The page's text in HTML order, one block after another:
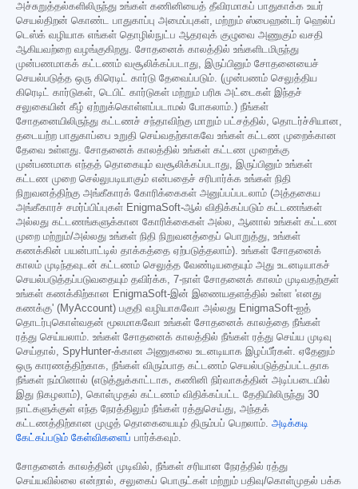
அச்சுறுத்தல்களிலிருந்து உங்கள் கணினியைத் தீவிரமாகப் பாதுகாக்க உயர்
செயல்திறன் கொண்ட பாதுகாப்பு அமைப்புகள், மற்றும் ஸ்பைஹன்டர் ஹெல்ப்
டெஸ்க் வழியாக எங்கள் தொழில்நுட்ப ஆதரவுக் குழுவை அணுகும் வசதி
ஆகியவற்றை வழங்குகிறது. சோதனைக் காலத்தில் உங்களிடமிருந்து
முன்பணமாகக் கட்டணம் வசூலிக்கப்படாது, இருப்பினும் சோதனையைச்
செயல்படுத்த ஒரு கிரெடிட் கார்டு தேவைப்படும். (முன்பணம் செலுத்திய
கிரெடிட் கார்டுகள், டெபிட் கார்டுகள் மற்றும் பரிசு அட்டைகள் இந்தச்
சலுகையின் கீழ் ஏற்றுக்கொள்ளப்படாமல் போகலாம்.) நீங்கள்
சோதனையிலிருந்து கட்டணச் சந்தாவிற்கு மாறும் பட்சத்தில், தொடர்ச்சியான,
தடையற்ற பாதுகாப்பை உறுதி செய்வதற்காகவே உங்கள் கட்டண முறைக்கான
தேவை உள்ளது. சோதனைக் காலத்தில் உங்கள் கட்டண முறைக்கு
முன்பணமாக எந்தத் தொகையும் வசூலிக்கப்படாது, இருப்பினும் உங்கள்
கட்டண முறை செல்லுபடியாகும் என்பதைச் சரிபார்க்க உங்கள் நிதி
நிறுவனத்திற்கு அங்கீகாரக் கோரிக்கைகள் அனுப்பப்படலாம் (அத்தகைய
அங்கீகாரச் சமர்ப்பிப்புகள் EnigmaSoft-ஆல் விதிக்கப்படும் கட்டணங்கள்
அல்லது கட்டணங்களுக்கான கோரிக்கைகள் அல்ல, ஆனால் உங்கள் கட்டண
முறை மற்றும்/அல்லது உங்கள் நிதி நிறுவனத்தைப் பொறுத்து, உங்கள்
கணக்கின் பயன்பாட்டில் தாக்கத்தை ஏற்படுத்தலாம்). உங்கள் சோதனைக்
காலம் முடிந்தவுடன் கட்டணம் செலுத்த வேண்டியதையும் அது உடனடியாகச்
செயல்படுத்தப்படுவதையும் தவிர்க்க, 7-நாள் சோதனைக் காலம் முடிவதற்குள்
உங்கள் கணக்கிற்கான EnigmaSoft-இன் இணையதளத்தில் உள்ள 'எனது
கணக்கு' (MyAccount) பகுதி வழியாகவோ அல்லது EnigmaSoft-ஐத்
தொடர்புகொள்வதன் மூலமாகவோ உங்கள் சோதனைக் காலத்தை நீங்கள்
ரத்து செய்யலாம். உங்கள் சோதனைக் காலத்தில் நீங்கள் ரத்து செய்ய முடிவு
செய்தால், SpyHunter-க்கான அணுகலை உடனடியாக இழப்பீர்கள். ஏதேனும்
ஒரு காரணத்திற்காக, நீங்கள் விரும்பாத கட்டணம் செயல்படுத்தப்பட்டதாக
நீங்கள் நம்பினால் (எடுத்துக்காட்டாக, கணினி நிர்வாகத்தின் அடிப்படையில்
இது நிகழலாம்), கொள்முதல் கட்டணம் விதிக்கப்பட்ட தேதியிலிருந்து 30
நாட்களுக்குள் எந்த நேரத்திலும் நீங்கள் ரத்துசெய்து, அந்தக்
கட்டணத்திற்கான முழுத் தொகையையும் திரும்பப் பெறலாம். அடிக்கடி
கேட்கப்படும் கேள்விகளைப் பார்க்கவும்.
சோதனைக் காலத்தின் முடிவில், நீங்கள் சரியான நேரத்தில் ரத்து
செய்யவில்லை என்றால், சலுகைப் பொருட்கள் மற்றும் பதிவு/கொள்முதல் பக்க